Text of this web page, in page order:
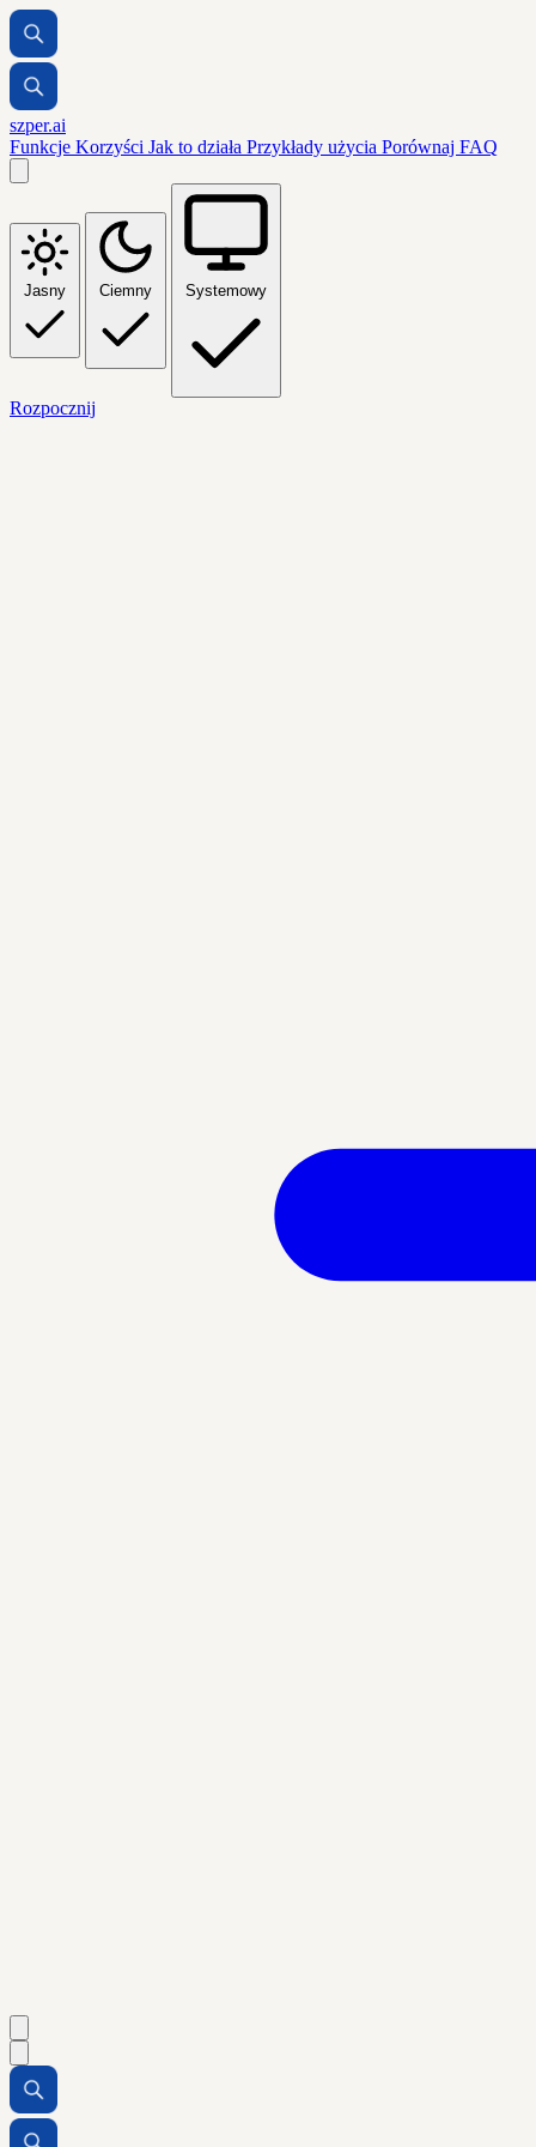
szper.ai
Funkcje Korzyści Jak to działa Przykłady użycia Porównaj FAQ
Jasny Ciemny Systemowy
Rozpocznij